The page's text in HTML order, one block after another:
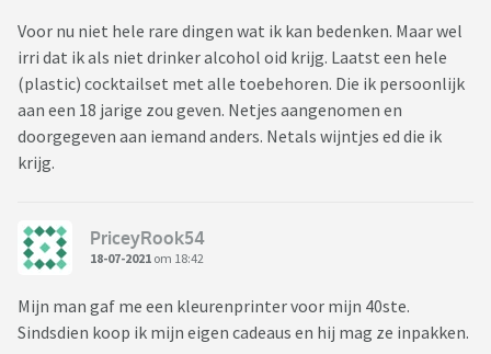
Voor nu niet hele rare dingen wat ik kan bedenken. Maar wel
irri dat ik als niet drinker alcohol oid krijg. Laatst een hele
(plastic) cocktailset met alle toebehoren. Die ik persoonlijk
aan een 18 jarige zou geven. Netjes aangenomen en
doorgegeven aan iemand anders. Netals wijntjes ed die ik
krijg.
PriceyRook54
18-07-2021 om 18:42
Mijn man gaf me een kleurenprinter voor mijn 40ste.
Sindsdien koop ik mijn eigen cadeaus en hij mag ze inpakken.